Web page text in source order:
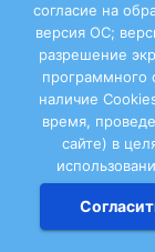
Больницы и
Почтовые
Наши
Возрастное
согласие на
версия ОС;
разрешение
программного
наличие
время,
сайте) в